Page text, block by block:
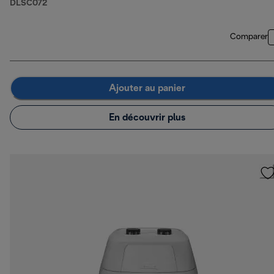
DLSC072
Comparer
Ajouter au panier
En découvrir plus